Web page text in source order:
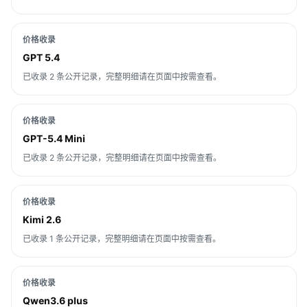
价格收录
GPT 5.4
已收录 2 条公开记录，完整明细请在页面中按需查看。
价格收录
GPT-5.4 Mini
已收录 2 条公开记录，完整明细请在页面中按需查看。
价格收录
Kimi 2.6
已收录 1 条公开记录，完整明细请在页面中按需查看。
价格收录
Qwen3.6 plus